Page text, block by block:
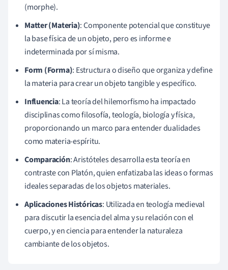
(morphe).
Matter (Materia): Componente potencial que constituye
la base física de un objeto, pero es informe e
indeterminada por sí misma.
Form (Forma): Estructura o diseño que organiza y define
la materia para crear un objeto tangible y específico.
Influencia: La teoría del hilemorfismo ha impactado
disciplinas como filosofía, teología, biología y física,
proporcionando un marco para entender dualidades
como materia-espíritu.
Comparación: Aristóteles desarrolla esta teoría en
contraste con Platón, quien enfatizaba las ideas o formas
ideales separadas de los objetos materiales.
Aplicaciones Históricas: Utilizada en teología medieval
para discutir la esencia del alma y su relación con el
cuerpo, y en ciencia para entender la naturaleza
cambiante de los objetos.